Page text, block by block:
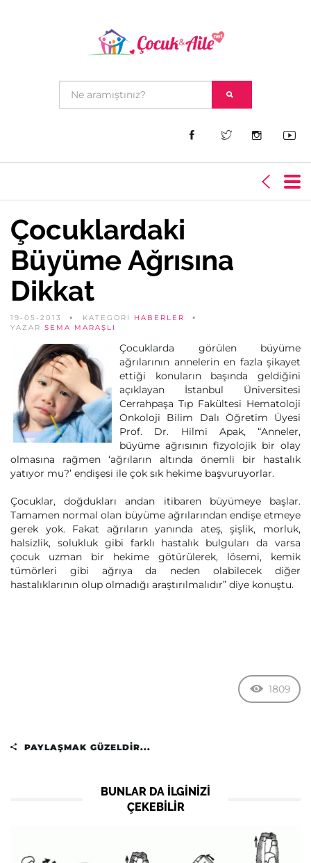
Çocuklardaki
Büyüme Ağrısına
Dikkat
19-05-2013 KATEGORİ HABERLER
YAZAR SEMA MARAŞLI
Çocuklarda görülen büyüme
ağrılarının annelerin en fazla şikayet
ettiği konuların başında geldiğini
açıklayan İstanbul Üniversitesi
Cerrahpaşa Tıp Fakültesi Hematoloji
Onkoloji Bilim Dalı Öğretim Üyesi
Prof. Dr. Hilmi Apak, “Anneler,
büyüme ağrısının fizyolojik bir olay
olmasına rağmen ‘ağrıların altında önemli bir hastalık
yatıyor mu?’ endişesi ile çok sık hekime başvuruyorlar.
Çocuklar, doğdukları andan itibaren büyümeye başlar.
Tamamen normal olan büyüme ağrılarından endişe etmeye
gerek yok. Fakat ağrıların yanında ateş, şişlik, morluk,
halsizlik, solukluk gibi farklı hastalık bulguları da varsa
çocuk uzman bir hekime götürülerek, lösemi, kemik
tümörleri gibi ağrıya da neden olabilecek diğer
hastalıklarının olup olmadığı araştırılmalıdır” diye konuştu.
1809
PAYLAŞMAK GÜZELDIR...
BUNLAR DA ILGINIZI
ÇEKEBILIR